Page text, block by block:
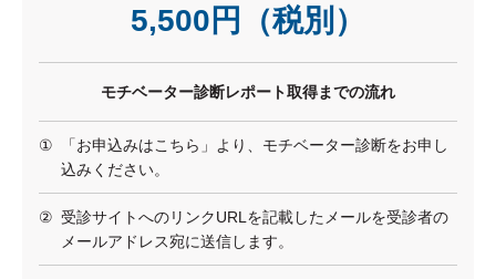
5,500円（税別）
モチベーター診断レポート取得までの流れ
①
「お申込みはこちら」より、モチベーター診断をお申し
込みください。
② 受診サイトへのリンクURLを記載したメールを受診者の
メールアドレス宛に送信します。